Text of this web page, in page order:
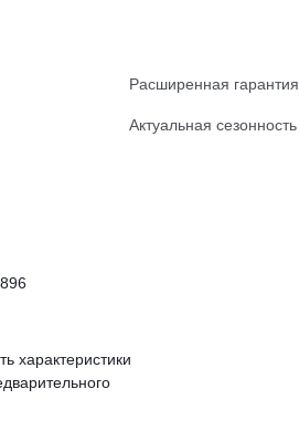
Расширенная гарантия
Актуальная сезонность
характеристики